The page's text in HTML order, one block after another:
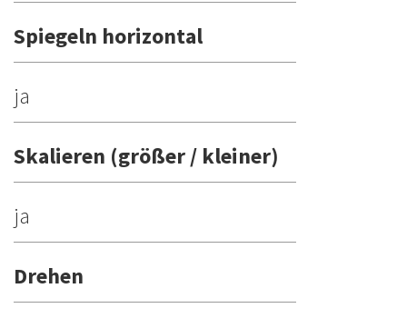
Spiegeln horizontal
ja
Skalieren (größer / kleiner)
ja
Drehen